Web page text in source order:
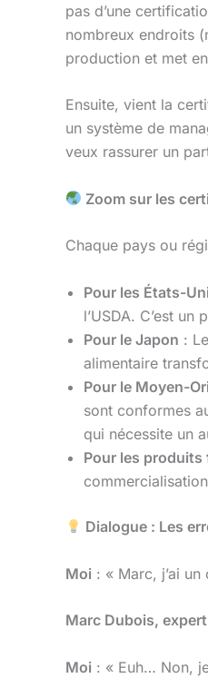
pas d’une
nombreux endroits
production et met
Ensuite, vient la
un système de
veux rassurer un
Zoom sur les
Chaque pays ou
Pour les États-
l’USDA. C’est
Pour le Japon :
alimentaire
Pour le Moyen-
sont conformes
qui nécessite un
Pour les produits
Dialogue : Les
Moi : « Marc, j’ai
Marc Dubois, expert
Moi : « Euh… Non,